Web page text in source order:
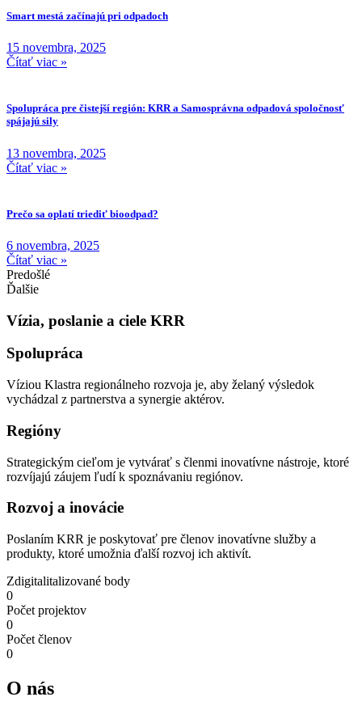
Smart mestá začínajú pri odpadoch
15 novembra, 2025
Čítať viac »
Spolupráca pre čistejší región: KRR a Samosprávna odpadová spoločnosť
spájajú sily
13 novembra, 2025
Čítať viac »
Prečo sa oplatí triediť bioodpad?
6 novembra, 2025
Čítať viac »
Predošlé
Ďalšie
Vízia, poslanie a ciele KRR
Spolupráca
Víziou Klastra regionálneho rozvoja je, aby želaný výsledok
vychádzal z partnerstva a synergie aktérov.
Regióny
Strategickým cieľom je vytvárať s členmi inovatívne nástroje, ktoré
rozvíjajú záujem ľudí k spoznávaniu regiónov.
Rozvoj a inovácie
Poslaním KRR je poskytovať pre členov inovatívne služby a
produkty, ktoré umožnia ďalší rozvoj ich aktivít.
Zdigitalitalizované body
0
Počet projektov
0
Počet členov
0
O nás